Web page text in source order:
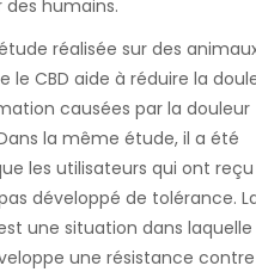
des humains.
réalisée sur des
le CBD aide à réduire la
causées par la douleur
la même étude, il a été
les utilisateurs qui ont
développé de tolérance.
une situation dans laquelle
une résistance